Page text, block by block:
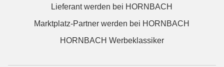
Lieferant werden bei HORNBACH
Marktplatz-Partner werden bei HORNBACH
HORNBACH Werbeklassiker